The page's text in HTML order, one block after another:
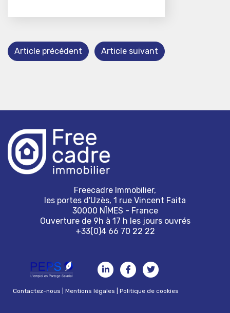
Article précédent Article suivant
Freecadre Immobilier,
les portes d'Uzès, 1 rue Vincent Faita
30000 NÎMES - France
Ouverture de 9h à 17 h les jours ouvrés
+33(0)4 66 70 22 22
Contactez-nous |Mentions légales |Politique de cookies